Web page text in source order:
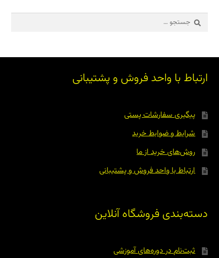
جستجو
برای:
ارتباط با واحد فروش و پشتیبانی
پیگیری سفارشات پستی
شرایط و ضوابط خرید
روش‌های خرید از ما
ارتباط با واحد فروش و پشتیبانی
دسته‌بندی فروشگاه آنلاین
ثبت‌نام در دوره‌های آموزشی